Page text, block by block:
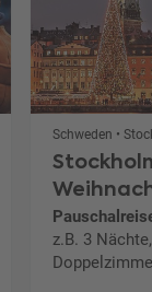
Schweden •
z.B. 3